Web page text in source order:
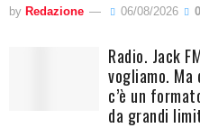
by Redazione 06/08/2026 0
Radio. Jack
vogliamo.
c’è un
da grandi